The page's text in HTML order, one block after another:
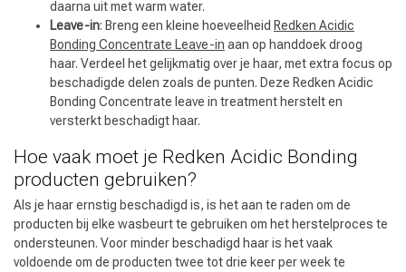
daarna uit met warm water.
Leave-in: Breng een kleine hoeveelheid Redken Acidic
Bonding Concentrate Leave-in aan op handdoek droog
haar. Verdeel het gelijkmatig over je haar, met extra focus op
beschadigde delen zoals de punten. Deze Redken Acidic
Bonding Concentrate leave in treatment herstelt en
versterkt beschadigt haar.
Hoe vaak moet je Redken Acidic Bonding
producten gebruiken?
Als je haar ernstig beschadigd is, is het aan te raden om de
producten bij elke wasbeurt te gebruiken om het herstelproces te
ondersteunen. Voor minder beschadigd haar is het vaak
voldoende om de producten twee tot drie keer per week te